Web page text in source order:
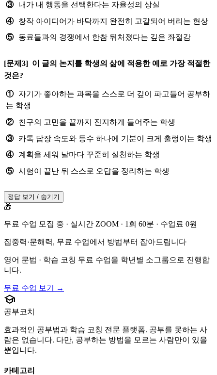
③
내가 내 행동을 선택한다는 자율성의 상실
④
창작 아이디어가 바닥까지 완전히 고갈되어 버리는 현상
⑤
동료들과의 경쟁에서 한참 뒤처졌다는 깊은 좌절감
[문제3] 이 글의 논지를 학생의 삶에 적용한 예로 가장 적절한
것은?
①
자기가 좋아하는 과목을 스스로 더 깊이 파고들어 공부하
는 학생
②
친구의 고민을 끝까지 진지하게 들어주는 학생
③
카톡 답장 속도와 등수 하나에 기분이 크게 출렁이는 학생
④ 계획을 세워 날마다 꾸준히 실천하는 학생
⑤ 시험이 끝난 뒤 스스로 오답을 정리하는 학생
정답 보기 / 숨기기
🎁
무료 수업 모집 중 · 실시간 ZOOM · 1회 60분 · 수업료 0원
집중력·문해력, 무료 수업에서 방법부터 잡아드립니다
영어 문법 · 학습 코칭 무료 수업을 학년별 소그룹으로 진행합
니다.
무료 수업 보기 →
school
공부코치
효과적인 공부법과 학습 코칭 전문 플랫폼. 공부를 못하는 사
람은 없습니다. 다만, 공부하는 방법을 모르는 사람만이 있을
뿐입니다.
카테고리